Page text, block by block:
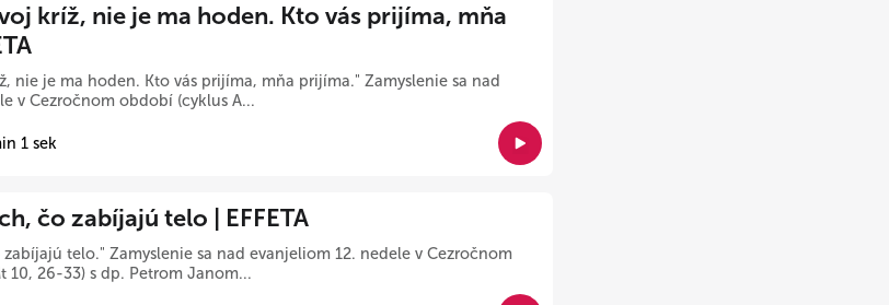
kríž, nie je ma hoden. Kto vás prijíma, mňa
nie je ma hoden. Kto vás prijíma, mňa prijíma." Zamyslenie sa nad
v Cezročnom období (cyklus A...
1 sek
čo zabíjajú telo | EFFETA
telo." Zamyslenie sa nad evanjeliom 12. nedele v Cezročnom
10, 26-33) s dp. Petrom Janom...